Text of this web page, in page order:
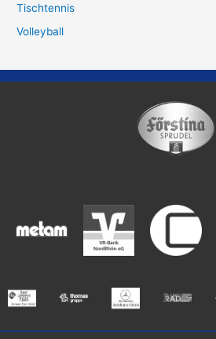
Tischtennis
Volleyball